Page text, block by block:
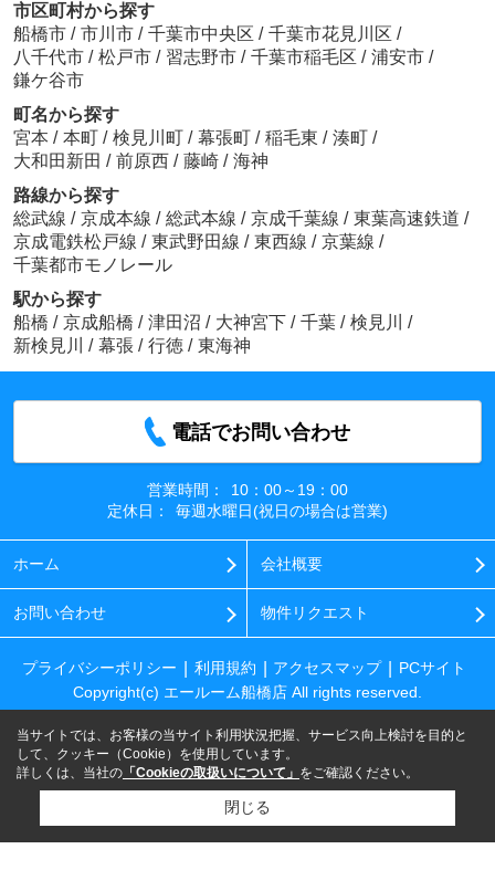
市区町村から探す
船橋市 / 市川市 / 千葉市中央区 / 千葉市花見川区 /
八千代市 / 松戸市 / 習志野市 / 千葉市稲毛区 / 浦安市 /
鎌ケ谷市
町名から探す
宮本 / 本町 / 検見川町 / 幕張町 / 稲毛東 / 湊町 /
大和田新田 / 前原西 / 藤崎 / 海神
路線から探す
総武線 / 京成本線 / 総武本線 / 京成千葉線 / 東葉高速鉄道 /
京成電鉄松戸線 / 東武野田線 / 東西線 / 京葉線 /
千葉都市モノレール
駅から探す
船橋 / 京成船橋 / 津田沼 / 大神宮下 / 千葉 / 検見川
/
新検見川
/ 幕張 / 行徳 / 東海神
電話でお問い合わせ
営業時間：
10：00～19：00
定休日：
毎週水曜日(祝日の場合は営業)
ホーム 会社概要
お問い合わせ 物件リクエスト
プライバシーポリシー 利用規約 アクセスマップ
PCサイト
Copyright(c) エールーム船橋店 All rights reserved.
当サイトでは、お客様の当サイト利用状況把握、サービス向上検討を目的と
して、クッキー（Cookie）を使用しています。
詳しくは、当社の 「Cookieの取扱いについて」 をご確認ください。
閉じる